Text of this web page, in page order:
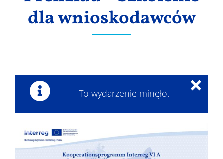
dla wnioskodawców
To wydarzenie minęło.
×